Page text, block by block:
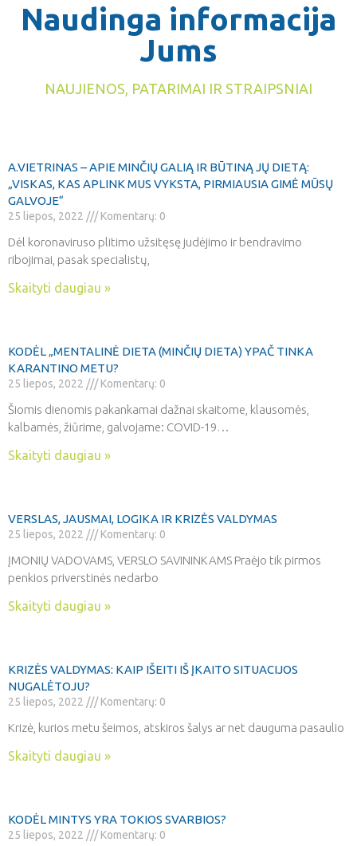
Naudinga informacija
Jums
NAUJIENOS, PATARIMAI IR STRAIPSNIAI
A.VIETRINAS – APIE MINČIŲ GALIĄ IR BŪTINĄ JŲ DIETĄ:
„VISKAS, KAS APLINK MUS VYKSTA, PIRMIAUSIA GIMĖ MŪSŲ
GALVOJE“
25 liepos, 2022 Komentarų: 0
Dėl koronaviruso plitimo užsitęsę judėjimo ir bendravimo
ribojimai, pasak specialistų,
Skaityti daugiau »
KODĖL „MENTALINĖ DIETA (MINČIŲ DIETA) YPAČ TINKA
KARANTINO METU?
25 liepos, 2022 Komentarų: 0
Šiomis dienomis pakankamai dažnai skaitome, klausomės,
kalbamės, žiūrime, galvojame: COVID-19…
Skaityti daugiau »
VERSLAS, JAUSMAI, LOGIKA IR KRIZĖS VALDYMAS
25 liepos, 2022 Komentarų: 0
ĮMONIŲ VADOVAMS, VERSLO SAVININKAMS Praėjo tik pirmos
penkios priverstinės nedarbo
Skaityti daugiau »
KRIZĖS VALDYMAS: KAIP IŠEITI IŠ ĮKAITO SITUACIJOS
NUGALĖTOJU?
25 liepos, 2022 Komentarų: 0
Krizė, kurios metu šeimos, atskiros šalys ar net dauguma pasaulio
Skaityti daugiau »
KODĖL MINTYS YRA TOKIOS SVARBIOS?
25 liepos, 2022 Komentarų: 0